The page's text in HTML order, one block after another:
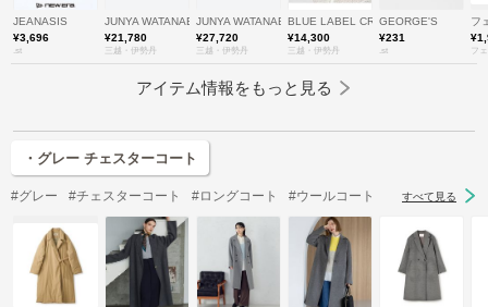
JEANASIS
¥3,696
.st
JUNYA WATANABE (Women)/ジュンヤ ワタナベ
¥21,780
三越・伊勢丹
JUNYA WATANABE (Women)/ジュンヤ ワタナベ
¥27,720
三越・伊勢丹
BLUE LABEL CRESTBRIDGE
¥14,300
三越・伊勢丹
GEORGE'S
¥231
.st
フ
フ
アイテム情報をもっと見る
・グレー チェスターコート
#グレー #チェスターコート #ロングコート #ウールコート すべて見る